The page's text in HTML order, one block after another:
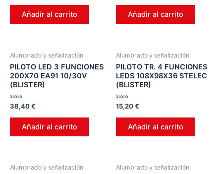
0
Añadir al carrito
0
Añadir al carrito
Alumbrado y señalización
PILOTO LED 3 FUNCIONES
200X70 EA91 10/30V
(BLISTER)
Valorado
en
0
38,40€
Añadir al carrito
Alumbrado y señalización
PILOTO TR. 4 FUNCIONES
LEDS 108X98X36 STELEC
(BLISTER)
Valorado
en
0
15,20€
Añadir al carrito
Alumbrado y señalización Alumbrado y señalización